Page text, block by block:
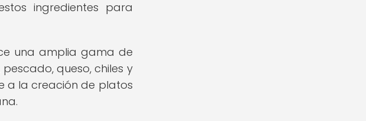
ingredientes para
una amplia gama de
queso, chiles y
a la creación de platos